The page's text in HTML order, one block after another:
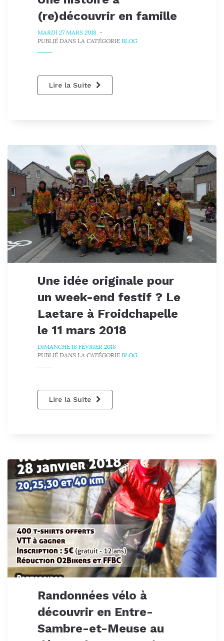
(re)découvrir en famille
MARDI 27 MARS 2018 -
PUBLIÉ DANS LA CATÉGORIE BLOG
Lire la Suite
Une idée originale pour
un week-end festif ? Le
Laetare à Froidchapelle
le 11 mars 2018
DIMANCHE 18 FÉVRIER 2018 -
PUBLIÉ DANS LA CATÉGORIE BLOG
Lire la Suite
Randonnées vélo à
découvrir en Entre-
Sambre-et-Meuse au